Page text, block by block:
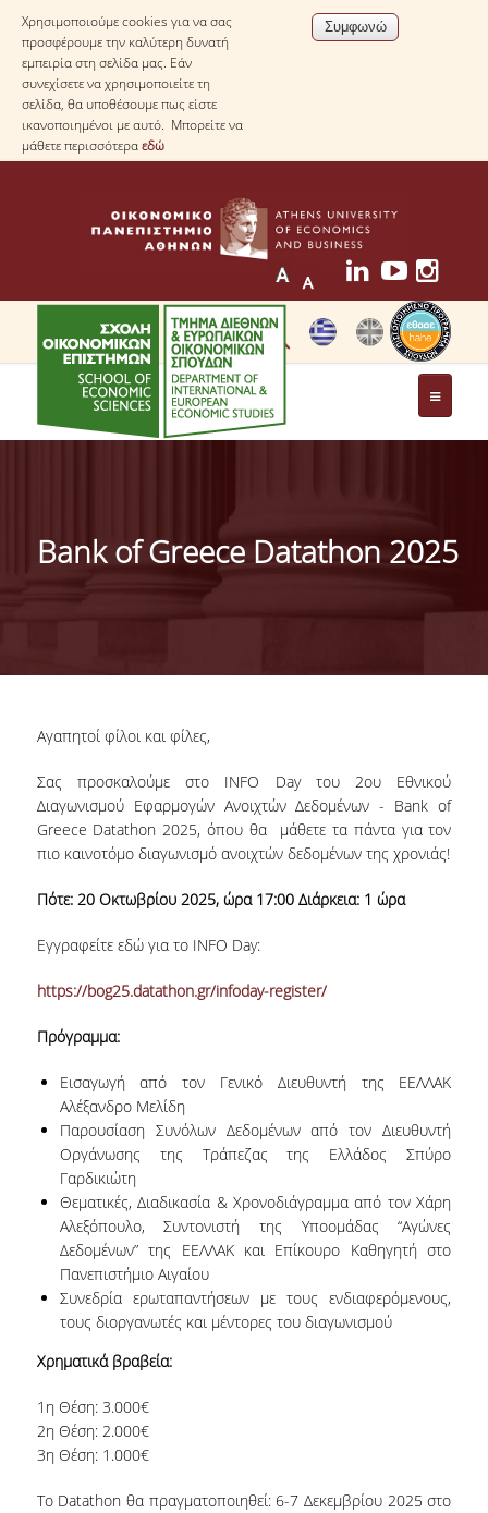
Χρησιμοποιούμε cookies για να σας
προσφέρουμε την καλύτερη δυνατή
εμπειρία στη σελίδα μας. Εάν
συνεχίσετε να χρησιμοποιείτε τη
σελίδα, θα υποθέσουμε πως είστε
ικανοποιημένοι με αυτό. Μπορείτε να
μάθετε περισσότεραεδώ
ΤΟ ΤΜΗΜΑ
ΓΕΝΙΚΕΣ ΠΛΗΡΟΦΟΡΙΕΣ
ΔΙΟΙΚΗΣΗ ΤΟΥ ΤΜΗΜΑΤΟΣ
ΑΝΘΡΩΠΙΝΟ ΔΥΝΑΜΙΚΟ
ΜΕΛΗ ΔΕΠ
ΕΠΙΤΙΜΟΙ ΔΙΔΑΚΤΟΡΕΣ / ΕΡΕΥΝΗΤΙΚΟΙ
ΕΤΑΙΡΟΙ
ΕΝΤΕΤΑΛΜΕΝΟΙ ΔΙΔΑΣΚΟΝΤΕΣ
ΜΕΤΑΔΙΔΑΚΤΟΡΕΣ
ΕΡΓΑΣΤΗΡΙΑΚΟ ΠΡΟΣΩΠΙΚΟ
ΜΗΤΡΩΟ ΓΝΩΣΤΙΚΩΝ ΑΝΤΙΚΕΙΜΕΝΩΝ
ΤΜΗΜΑΤΟΣ
ΜΗΤΡΩΑ ΜΕΛΩΝ ΤΜΗΜΑΤΟΣ
ΥΠΟΨΗΦΙΟΙ ΦΟΙΤΗΤΕΣ
ΓΙΑΤΙ ΔΕΟΣ
ΣΥΝΕΙΣΦΟΡΑ ΚΑΘΗΓΗΤΩΝ
Bank of Greece Datathon 2025
Αγαπητοί φίλοι και φίλες,
Σας προσκαλούμε στο INFO Day του 2ου Εθνικού
Διαγωνισμού Εφαρμογών Ανοιχτών Δεδομένων - Bank of
Greece Datathon 2025, όπου θα μάθετε τα πάντα για τον
πιο καινοτόμο διαγωνισμό ανοιχτών δεδομένων της χρονιάς!
Πότε: 20 Οκτωβρίου 2025, ώρα 17:00 Διάρκεια: 1 ώρα
Εγγραφείτε εδώ για το INFO Day:
https://bog25.datathon.gr/infoday-register/
Πρόγραμμα:
Εισαγωγή από τον Γενικό Διευθυντή της ΕΕΛΛΑΚ
Αλέξανδρο Μελίδη
Παρουσίαση Συνόλων Δεδομένων από τον Διευθυντή
Οργάνωσης της Τράπεζας της Ελλάδος Σπύρο
Γαρδικιώτη
Θεματικές, Διαδικασία & Χρονοδιάγραμμα από τον Χάρη
Αλεξόπουλο, Συντονιστή της Υποομάδας “Αγώνες
Δεδομένων” της ΕΕΛΛΑΚ και Επίκουρο Καθηγητή στο
Πανεπιστήμιο Αιγαίου
Συνεδρία ερωταπαντήσεων με τους ενδιαφερόμενους,
τους διοργανωτές και μέντορες του διαγωνισμού
Χρηματικά βραβεία:
1η Θέση: 3.000€
2η Θέση: 2.000€
3η Θέση: 1.000€
Το Datathon θα πραγματοποιηθεί: 6-7 Δεκεμβρίου 2025 στο